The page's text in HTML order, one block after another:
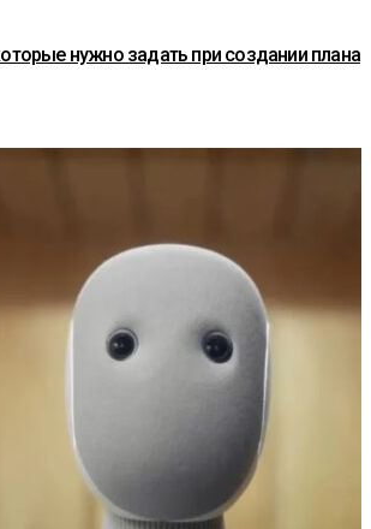
нужно задать при создании плана